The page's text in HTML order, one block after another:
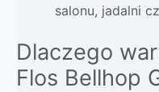
salonu, jadalni
Dlaczego
Flos Bellhop